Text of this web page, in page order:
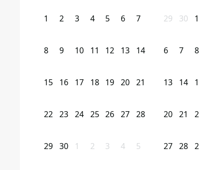
1 2 3 4 5 6 7
8 9 10 11 12 13 14
15 16 17 18 19 20 21
22 23 24 25 26 27 28
29 30 1 2 3 4 5
29 30 1
6 7 8
13 14
20 21
27 28